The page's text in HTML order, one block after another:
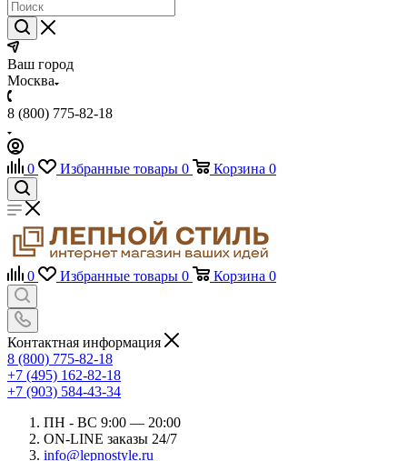
Ваш город
Москва
8 (800) 775-82-18
0 Избранные товары 0 Корзина 0
0 Избранные товары 0 Корзина 0
Контактная информация
8 (800) 775-82-18
+7 (495) 162-82-18
+7 (903) 584-43-34
ПН - ВС 9:00 — 20:00
ON-LINE заказы 24/7
info@lepnostyle.ru